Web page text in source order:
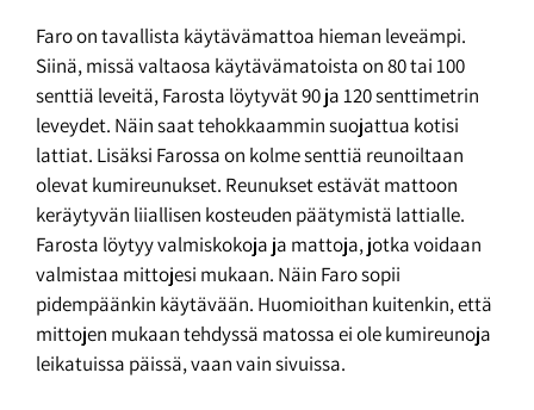
Faro on tavallista käytävämattoa hieman leveämpi.
Siinä, missä valtaosa käytävämatoista on 80 tai 100
senttiä leveitä, Farosta löytyvät 90 ja 120 senttimetrin
leveydet. Näin saat tehokkaammin suojattua kotisi
lattiat. Lisäksi Farossa on kolme senttiä reunoiltaan
olevat kumireunukset. Reunukset estävät mattoon
keräytyvän liiallisen kosteuden päätymistä lattialle.
Farosta löytyy valmiskokoja ja mattoja, jotka voidaan
valmistaa mittojesi mukaan. Näin Faro sopii
pidempäänkin käytävään. Huomioithan kuitenkin, että
mittojen mukaan tehdyssä matossa ei ole kumireunoja
leikatuissa päissä, vaan vain sivuissa.